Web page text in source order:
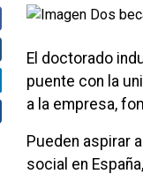
El doctorado
puente con la
a la empresa,
Pueden aspirar
social en